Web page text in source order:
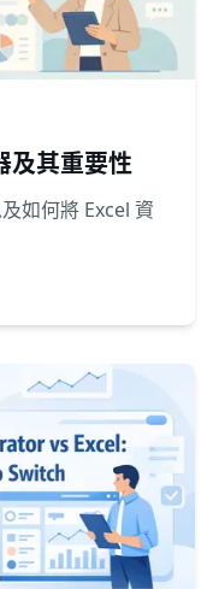
及其重要性
如何將 Excel 資